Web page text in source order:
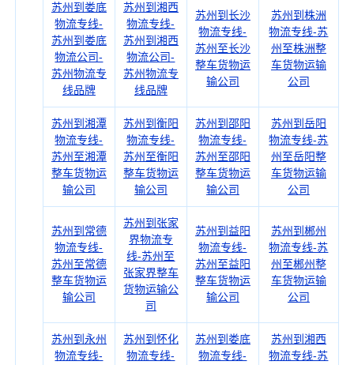
苏州到娄底
物流专线-
苏州到娄底
物流公司-
苏州物流专
线品牌
苏州到湘西
物流专线-
苏州到湘西
物流公司-
苏州物流专
线品牌
苏州到长沙
物流专线-
苏州至长沙
整车货物运
输公司
苏州到株洲
物流专线-苏
州至株洲整
车货物运输
公司
苏州到湘潭
物流专线-
苏州至湘潭
整车货物运
输公司
苏州到衡阳
物流专线-
苏州至衡阳
整车货物运
输公司
苏州到邵阳
物流专线-
苏州至邵阳
整车货物运
输公司
苏州到岳阳
物流专线-苏
州至岳阳整
车货物运输
公司
苏州到常德
物流专线-
苏州至常德
整车货物运
输公司
苏州到张家
界物流专
线-苏州至
张家界整车
货物运输公
司
苏州到益阳
物流专线-
苏州至益阳
整车货物运
输公司
苏州到郴州
物流专线-苏
州至郴州整
车货物运输
公司
苏州到永州
物流专线-
苏州到怀化
物流专线-
苏州到娄底
物流专线-
苏州到湘西
物流专线-苏